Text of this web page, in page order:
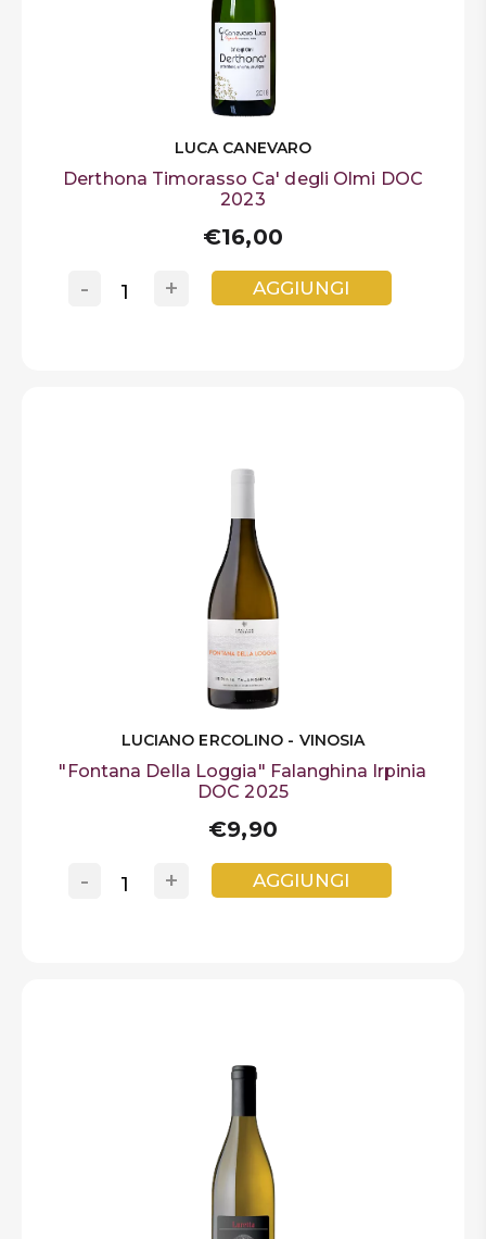
LUCA CANEVARO
Derthona Timorasso Ca' degli Olmi DOC
2023
€16,00
+
- AGGIUNGI
LUCIANO ERCOLINO - VINOSIA
"Fontana Della Loggia" Falanghina Irpinia
DOC 2025
€9,90
+
- AGGIUNGI